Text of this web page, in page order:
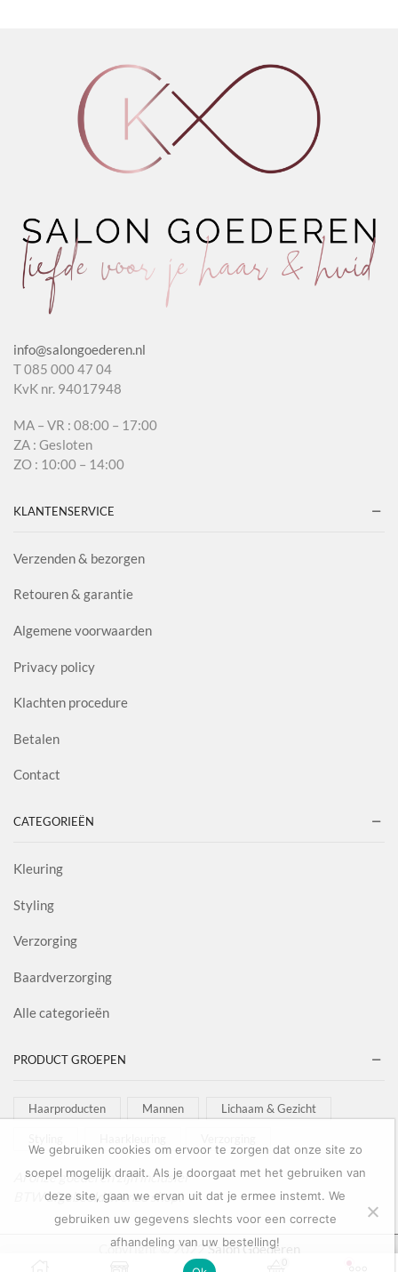
info@salongoederen.nl
T 085 000 47 04
KvK nr. 94017948
MA – VR : 08:00 – 17:00
ZA : Gesloten
ZO : 10:00 – 14:00
KLANTENSERVICE
Verzenden & bezorgen
Retouren & garantie
Algemene voorwaarden
Privacy policy
Klachten procedure
Betalen
Contact
CATEGORIEËN
Kleuring
Styling
Verzorging
Baardverzorging
Alle categorieën
PRODUCT GROEPEN
Haarproducten Mannen Lichaam & Gezicht
Al onze goederen zijn inclusief
BTW afgebeeld in onze shop!
Copyright © 2022Salon Goederen
0
We gebruiken cookies om ervoor te zorgen dat onze site zo
soepel mogelijk draait. Als je doorgaat met het gebruiken van
deze site, gaan we ervan uit dat je ermee instemt. We
gebruiken uw gegevens slechts voor een correcte
afhandeling van uw bestelling!